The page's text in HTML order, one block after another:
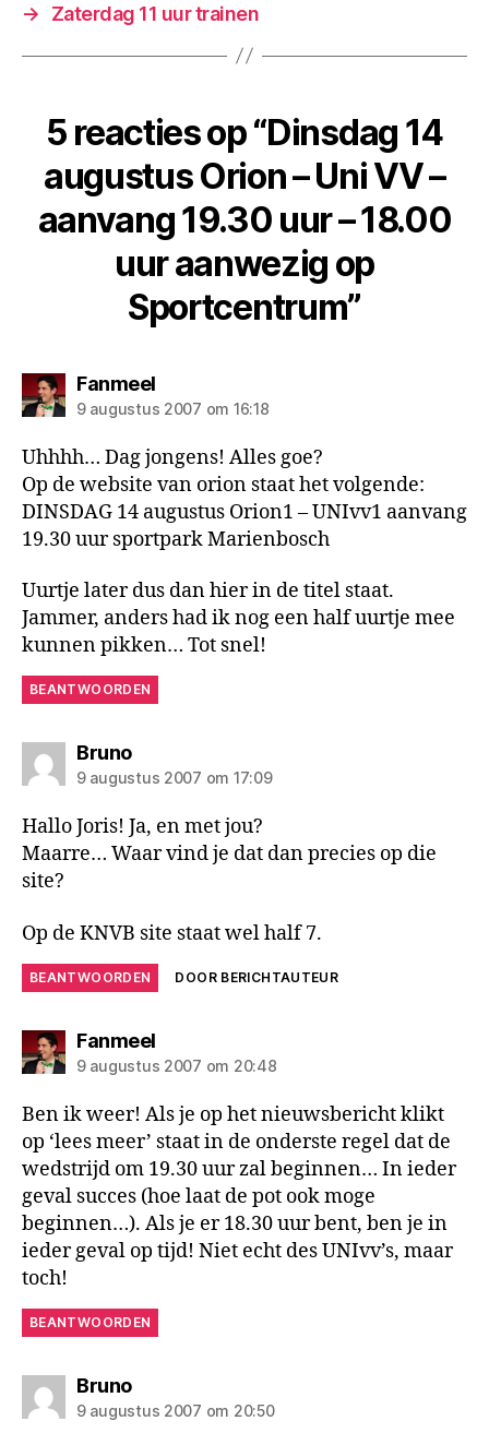
→
Zaterdag 11 uur trainen
5 reacties op “Dinsdag 14
augustus Orion – Uni VV –
aanvang 19.30 uur – 18.00
uur aanwezig op
Sportcentrum”
Fanmeelzegt:
9 augustus 2007 om 16:18
Uhhhh… Dag jongens! Alles goe?
Op de website van orion staat het volgende:
DINSDAG 14 augustus Orion1 – UNIvv1 aanvang
19.30 uur sportpark Marienbosch
Uurtje later dus dan hier in de titel staat.
Jammer, anders had ik nog een half uurtje mee
kunnen pikken… Tot snel!
BEANTWOORDEN
Brunozegt:
9 augustus 2007 om 17:09
Hallo Joris! Ja, en met jou?
Maarre… Waar vind je dat dan precies op die
site?
Op de KNVB site staat wel half 7.
BEANTWOORDEN DOOR BERICHTAUTEUR
Fanmeelzegt:
9 augustus 2007 om 20:48
Ben ik weer! Als je op het nieuwsbericht klikt
op ‘lees meer’ staat in de onderste regel dat de
wedstrijd om 19.30 uur zal beginnen… In ieder
geval succes (hoe laat de pot ook moge
beginnen…). Als je er 18.30 uur bent, ben je in
ieder geval op tijd! Niet echt des UNIvv’s, maar
toch!
BEANTWOORDEN
Brunozegt:
9 augustus 2007 om 20:50